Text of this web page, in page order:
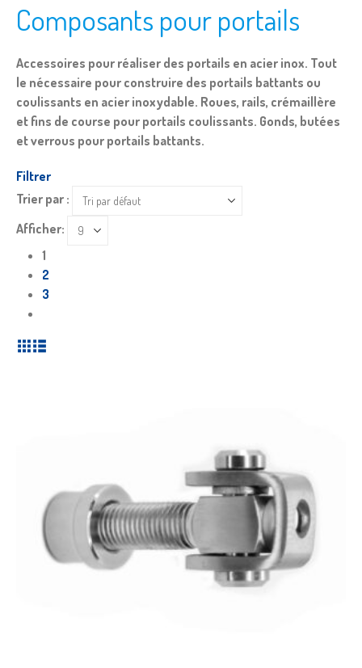
Composants pour portails
Accessoires pour réaliser des portails en acier inox. Tout
le nécessaire pour construire des portails battants ou
coulissants en acier inoxydable. Roues, rails, crémaillère
et fins de course pour portails coulissants. Gonds, butées
et verrous pour portails battants.
Filtrer
Trier par :
Afficher:
1
2
3